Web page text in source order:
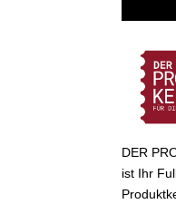
DER
ist Ihr